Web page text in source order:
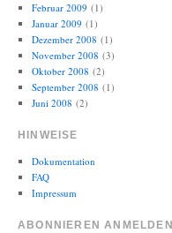
Februar 2009 (1)
Januar 2009 (1)
Dezember 2008 (1)
November 2008 (3)
Oktober 2008 (2)
September 2008 (1)
Juni 2008 (2)
HINWEISE
Dokumentation
FAQ
Impressum
ABONNIEREN ANMELDEN